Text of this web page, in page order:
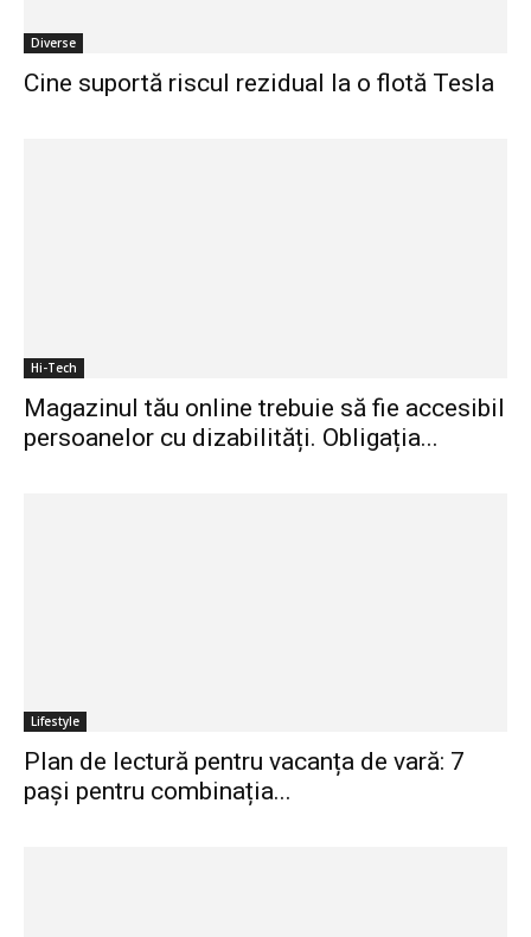
Diverse
Cine suportă riscul rezidual la o flotă Tesla
Hi-Tech
Magazinul tău online trebuie să fie accesibil
persoanelor cu dizabilități. Obligația...
Lifestyle
Plan de lectură pentru vacanța de vară: 7
pași pentru combinația...